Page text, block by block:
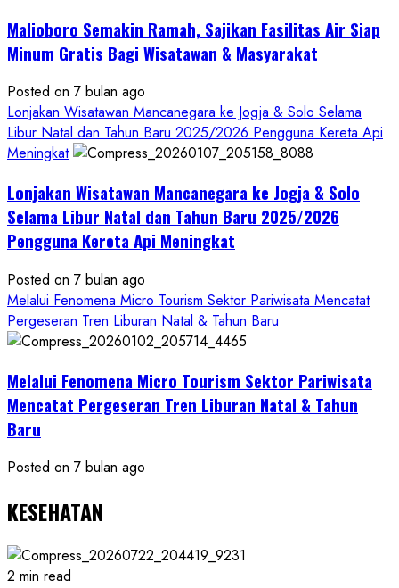
Jobeh
yang
Resmi
Sandang
Status
Kalurahan
Budaya
Malioboro Semakin Ramah, Sajikan Fasilitas Air Siap
Minum Gratis Bagi Wisatawan & Masyarakat
Posted on 7 bulan ago
Lonjakan Wisatawan Mancanegara ke Jogja & Solo Selama
Libur Natal dan Tahun Baru 2025/2026 Pengguna Kereta Api
Meningkat
Lonjakan Wisatawan Mancanegara ke Jogja & Solo
Selama Libur Natal dan Tahun Baru 2025/2026
Pengguna Kereta Api Meningkat
Posted on 7 bulan ago
Melalui Fenomena Micro Tourism Sektor Pariwisata Mencatat
Pergeseran Tren Liburan Natal & Tahun Baru
Melalui Fenomena Micro Tourism Sektor Pariwisata
Mencatat Pergeseran Tren Liburan Natal & Tahun
Baru
Posted on 7 bulan ago
KESEHATAN
2 min read